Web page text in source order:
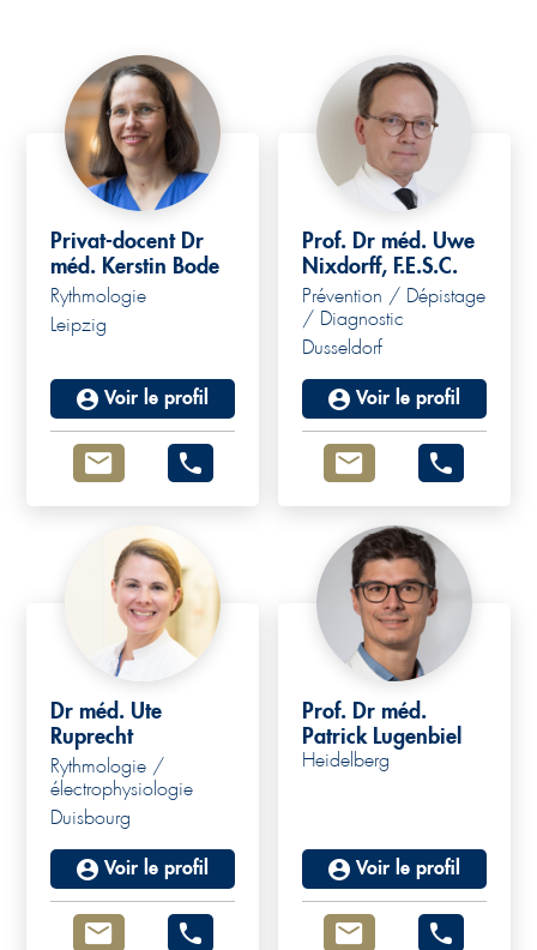
Privat-docent Dr
méd. Kerstin Bode
Rythmologie
Leipzig
Voir le profil
Prof. Dr méd. Uwe
Nixdorff, F.E.S.C.
Prévention / Dépistage
/ Diagnostic
Dusseldorf
Voir le profil
Dr méd. Ute
Ruprecht
Rythmologie /
électrophysiologie
Duisbourg
Voir le profil
Prof. Dr méd.
Patrick Lugenbiel
Heidelberg
Voir le profil